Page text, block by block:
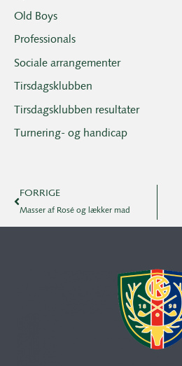
Old Boys
Professionals
Sociale arrangementer
Tirsdagsklubben
Tirsdagsklubben resultater
Turnering- og handicap
FORRIGE
Masser af Rosé og lækker mad